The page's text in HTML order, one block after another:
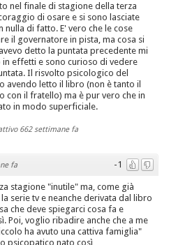
nel finale di stagione della terza
di osare e si sono lasciate
nulla di fatto. E' vero che le cose
il governatore in pista, ma cosa si
detto la puntata precedente mi
effetti e sono curioso di vedere
Il risvolto psicologico del
avendo letto il libro (non è tanto il
il fratello) ma è pur vero che in
in modo superficiale.
662 settimane fa
-1
fa
stagione "inutile" ma, come già
serie tv e neanche derivata dal libro
che deve spiegarci cosa fa e
Poi, voglio ribadire anche che a me
ha avuto una cattiva famiglia"
psicopatico nato così